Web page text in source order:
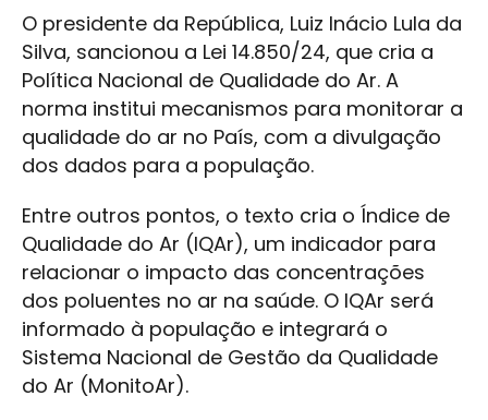
O presidente da República, Luiz Inácio Lula da
Silva, sancionou a Lei 14.850/24, que cria a
Política Nacional de Qualidade do Ar. A
norma institui mecanismos para monitorar a
qualidade do ar no País, com a divulgação
dos dados para a população.
Entre outros pontos, o texto cria o Índice de
Qualidade do Ar (IQAr), um indicador para
relacionar o impacto das concentrações
dos poluentes no ar na saúde. O IQAr será
informado à população e integrará o
Sistema Nacional de Gestão da Qualidade
do Ar (MonitoAr).